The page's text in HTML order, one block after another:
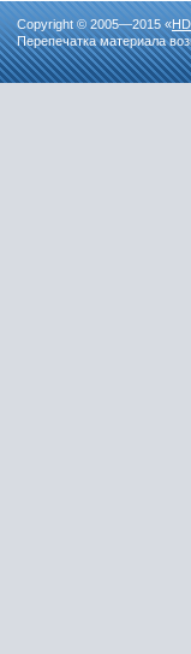
Copyright © 2005—2015 «
Перепечатка материала